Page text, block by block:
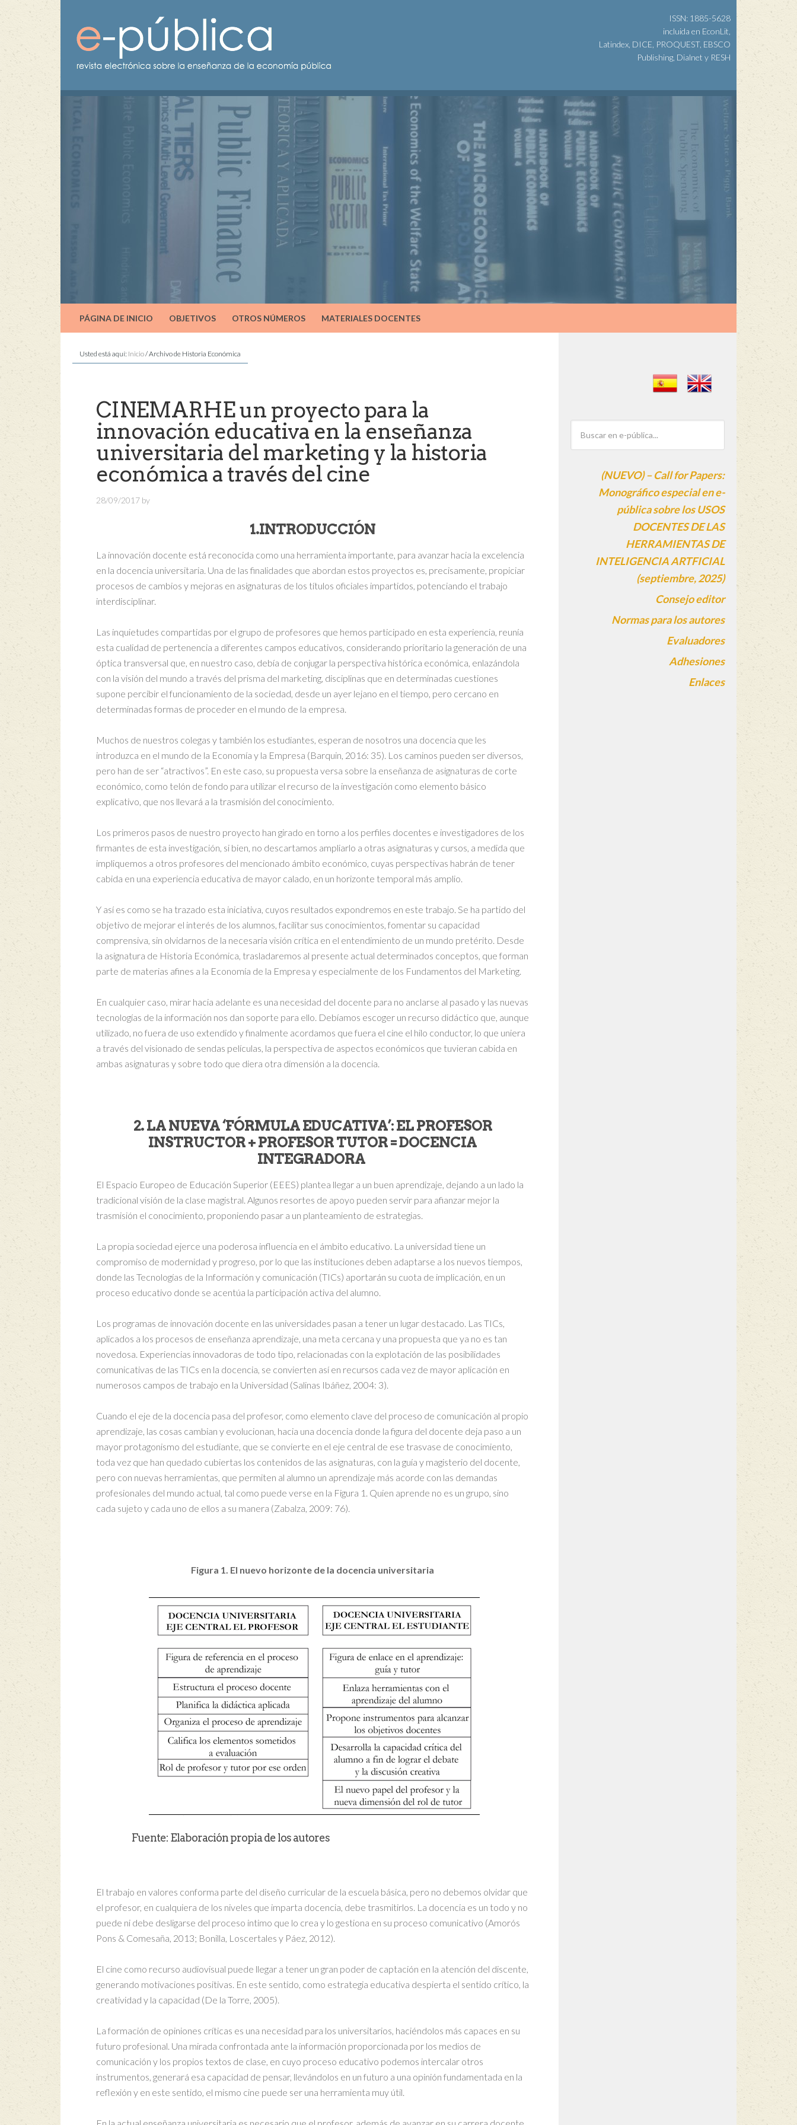
ISSN: 1885-5628
incluida en EconLit,
Latindex, DICE, PROQUEST, EBSCO
Publishing, Dialnet y RESH
PÁGINA DE INICIO OBJETIVOS OTROS NÚMEROS MATERIALES DOCENTES
Usted está aquí: Inicio/Archivo de Historia Económica
CINEMARHE un proyecto para la
innovación educativa en la enseñanza
universitaria del marketing y la historia
económica a través del cine
28/09/2017 by
1.INTRODUCCIÓN
La innovación docente está reconocida como una herramienta importante, para avanzar hacia la excelencia
en la docencia universitaria. Una de las finalidades que abordan estos proyectos es, precisamente, propiciar
procesos de cambios y mejoras en asignaturas de los títulos oficiales impartidos, potenciando el trabajo
interdisciplinar.
Las inquietudes compartidas por el grupo de profesores que hemos participado en esta experiencia, reunía
esta cualidad de pertenencia a diferentes campos educativos, considerando prioritario la generación de una
óptica transversal que, en nuestro caso, debía de conjugar la perspectiva histórica económica, enlazándola
con la visión del mundo a través del prisma del marketing, disciplinas que en determinadas cuestiones
supone percibir el funcionamiento de la sociedad, desde un ayer lejano en el tiempo, pero cercano en
determinadas formas de proceder en el mundo de la empresa.
Muchos de nuestros colegas y también los estudiantes, esperan de nosotros una docencia que les
introduzca en el mundo de la Economía y la Empresa (Barquin, 2016: 35). Los caminos pueden ser diversos,
pero han de ser “atractivos”. En este caso, su propuesta versa sobre la enseñanza de asignaturas de corte
económico, como telón de fondo para utilizar el recurso de la investigación como elemento básico
explicativo, que nos llevará a la trasmisión del conocimiento.
Los primeros pasos de nuestro proyecto han girado en torno a los perfiles docentes e investigadores de los
firmantes de esta investigación, si bien, no descartamos ampliarlo a otras asignaturas y cursos, a medida que
impliquemos a otros profesores del mencionado ámbito económico, cuyas perspectivas habrán de tener
cabida en una experiencia educativa de mayor calado, en un horizonte temporal más amplio.
Y así es como se ha trazado esta iniciativa, cuyos resultados expondremos en este trabajo. Se ha partido del
objetivo de mejorar el interés de los alumnos, facilitar sus conocimientos, fomentar su capacidad
comprensiva, sin olvidarnos de la necesaria visión crítica en el entendimiento de un mundo pretérito. Desde
la asignatura de Historia Económica, trasladaremos al presente actual determinados conceptos, que forman
parte de materias afines a la Economía de la Empresa y especialmente de los Fundamentos del Marketing.
En cualquier caso, mirar hacia adelante es una necesidad del docente para no anclarse al pasado y las nuevas
tecnologías de la información nos dan soporte para ello. Debíamos escoger un recurso didáctico que, aunque
utilizado, no fuera de uso extendido y finalmente acordamos que fuera el cine el hilo conductor, lo que uniera
a través del visionado de sendas películas, la perspectiva de aspectos económicos que tuvieran cabida en
ambas asignaturas y sobre todo que diera otra dimensión a la docencia.
2. LA NUEVA ‘FÓRMULA EDUCATIVA’: EL PROFESOR
INSTRUCTOR + PROFESOR TUTOR = DOCENCIA
INTEGRADORA
El Espacio Europeo de Educación Superior (EEES) plantea llegar a un buen aprendizaje, dejando a un lado la
tradicional visión de la clase magistral. Algunos resortes de apoyo pueden servir para afianzar mejor la
trasmisión el conocimiento, proponiendo pasar a un planteamiento de estrategias.
La propia sociedad ejerce una poderosa influencia en el ámbito educativo. La universidad tiene un
compromiso de modernidad y progreso, por lo que las instituciones deben adaptarse a los nuevos tiempos,
donde las Tecnologías de la Información y comunicación (TICs) aportarán su cuota de implicación, en un
proceso educativo donde se acentúa la participación activa del alumno.
Los programas de innovación docente en las universidades pasan a tener un lugar destacado. Las TICs,
aplicados a los procesos de enseñanza aprendizaje, una meta cercana y una propuesta que ya no es tan
novedosa. Experiencias innovadoras de todo tipo, relacionadas con la explotación de las posibilidades
comunicativas de las TICs en la docencia, se convierten así en recursos cada vez de mayor aplicación en
numerosos campos de trabajo en la Universidad (Salinas Ibáñez, 2004: 3).
Cuando el eje de la docencia pasa del profesor, como elemento clave del proceso de comunicación al propio
aprendizaje, las cosas cambian y evolucionan, hacia una docencia donde la figura del docente deja paso a un
mayor protagonismo del estudiante, que se convierte en el eje central de ese trasvase de conocimiento,
toda vez que han quedado cubiertas los contenidos de las asignaturas, con la guía y magisterio del docente,
pero con nuevas herramientas, que permiten al alumno un aprendizaje más acorde con las demandas
profesionales del mundo actual, tal como puede verse en la Figura 1. Quien aprende no es un grupo, sino
cada sujeto y cada uno de ellos a su manera (Zabalza, 2009: 76).
Figura 1. El nuevo horizonte de la docencia universitaria
Fuente: Elaboración propia de los autores
El trabajo en valores conforma parte del diseño curricular de la escuela básica, pero no debemos olvidar que
el profesor, en cualquiera de los niveles que imparta docencia, debe trasmitirlos. La docencia es un todo y no
puede ni debe desligarse del proceso intimo que lo crea y lo gestiona en su proceso comunicativo (Amorós
Pons & Comesaña, 2013; Bonilla, Loscertales y Páez, 2012).
El cine como recurso audiovisual puede llegar a tener un gran poder de captación en la atención del discente,
generando motivaciones positivas. En este sentido, como estrategia educativa despierta el sentido crítico, la
creatividad y la capacidad (De la Torre, 2005).
La formación de opiniones críticas es una necesidad para los universitarios, haciéndolos más capaces en su
futuro profesional. Una mirada confrontada ante la información proporcionada por los medios de
comunicación y los propios textos de clase, en cuyo proceso educativo podemos intercalar otros
instrumentos, generará esa capacidad de pensar, llevándolos en un futuro a una opinión fundamentada en la
reflexión y en este sentido, el mismo cine puede ser una herramienta muy útil.
(NUEVO) – Call for Papers:
Monográfico especial en e-
pública sobre los USOS
DOCENTES DE LAS
HERRAMIENTAS DE
INTELIGENCIA ARTFICIAL
(septiembre, 2025)
Consejo editor
Normas para los autores
Evaluadores
Adhesiones
Enlaces